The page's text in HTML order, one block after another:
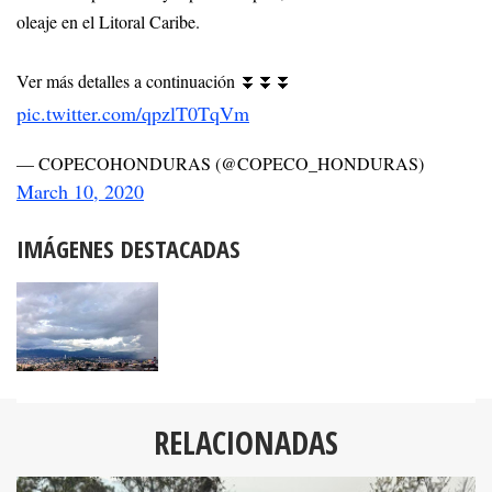
oleaje en el Litoral Caribe.
Ver más detalles a continuación ⏬⏬⏬
pic.twitter.com/qpzlT0TqVm
— COPECOHONDURAS (@COPECO_HONDURAS)
March 10, 2020
IMÁGENES DESTACADAS
RELACIONADAS